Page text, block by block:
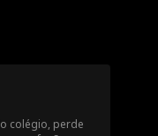
colégio, perde